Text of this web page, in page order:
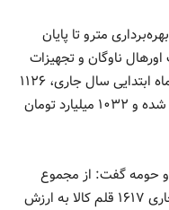
مترو تا پایان
جهت اورهال ناوگان و تجهیزات
ثابت هزینه شده است افزود: فقط در ۹ ماه ابتدایی سال جاری، ۱۱۲۶
میلیارد تومان قرارداد در این زمینه منعقد شده و ۱۰۳۲ میلیارد تومان
و حومه گفت: از مجموع
قراردادهای منعقد شده در ۹ماهه سال جاری ۱۶۱۷ قلم کالا به ارزش